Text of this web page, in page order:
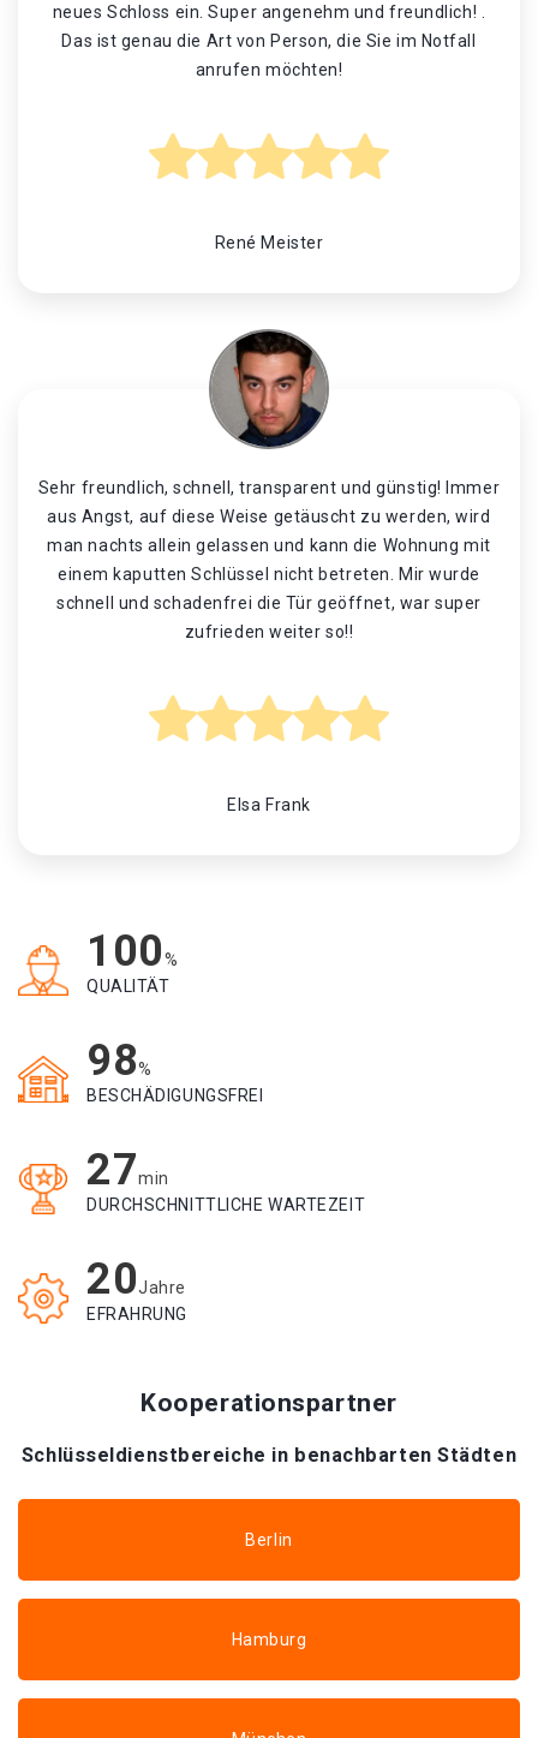
neues Schloss ein. Super angenehm und freundlich! .
Das ist genau die Art von Person, die Sie im Notfall
anrufen möchten!
René Meister
Sehr freundlich, schnell, transparent und günstig! Immer
aus Angst, auf diese Weise getäuscht zu werden, wird
man nachts allein gelassen und kann die Wohnung mit
einem kaputten Schlüssel nicht betreten. Mir wurde
schnell und schadenfrei die Tür geöffnet, war super
zufrieden weiter so!!
Elsa Frank
100%
QUALITÄT
98%
BESCHÄDIGUNGSFREI
27min
DURCHSCHNITTLICHE WARTEZEIT
20Jahre
EFRAHRUNG
Kooperationspartner
Schlüsseldienstbereiche in benachbarten Städten
Berlin
Hamburg